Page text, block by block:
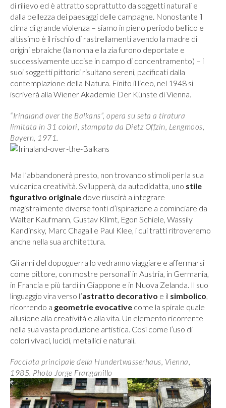
di rilievo ed è attratto soprattutto da soggetti naturali e
dalla bellezza dei paesaggi delle campagne. Nonostante il
clima di grande violenza – siamo in pieno periodo bellico e
altissimo è il rischio di rastrellamenti avendo la madre di
origini ebraiche (la nonna e la zia furono deportate e
successivamente uccise in campo di concentramento) – i
suoi soggetti pittorici risultano sereni, pacificati dalla
contemplazione della Natura. Finito il liceo, nel 1948 si
iscriverà alla Wiener Akademie Der Künste di Vienna.
“Irinaland over the Balkans”, opera su seta a tiratura
limitata in 31 colori, stampata da Dietz Offzin, Lengmoos,
Bayern, 1971.
Ma l’abbandonerà presto, non trovando stimoli per la sua
vulcanica creatività. Svilupperà, da autodidatta, uno stile
figurativo originale dove riuscirà a integrare
magistralmente diverse fonti d’ispirazione a cominciare da
Walter Kaufmann, Gustav Klimt, Egon Schiele, Wassily
Kandinsky, Marc Chagall e Paul Klee, i cui tratti ritroveremo
anche nella sua architettura.
Gli anni del dopoguerra lo vedranno viaggiare e affermarsi
come pittore, con mostre personali in Austria, in Germania,
in Francia e più tardi in Giappone e in Nuova Zelanda. Il suo
linguaggio vira verso l’astratto decorativo e il simbolico,
ricorrendo a geometrie evocative come la spirale quale
allusione alla creatività e alla vita. Un elemento ricorrente
nella sua vasta produzione artistica. Così come l’uso di
colori vivaci, lucidi, metallici e naturali.
Facciata principale della Hundertwasserhaus, Vienna,
1985. Photo Jorge Franganillo